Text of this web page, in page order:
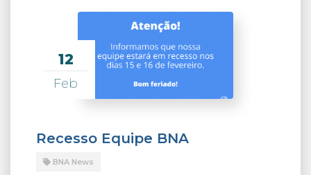
12
Feb
Recesso Equipe BNA
BNA News